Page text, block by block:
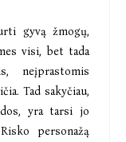
gyvą žmogų,
visi, bet tada
neįprastomis
Tad sakyčiau,
yra tarsi jo
personažą